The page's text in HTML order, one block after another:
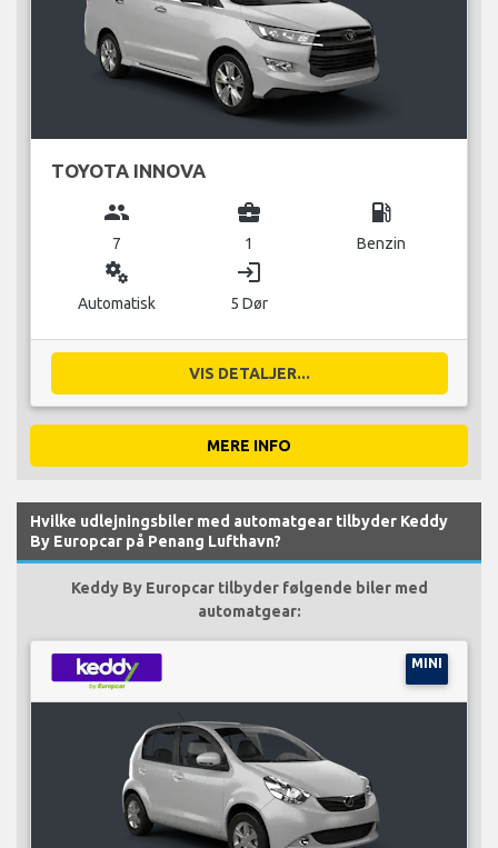
TOYOTA INNOVA
group
7
business_center
1
local_gas_station
Benzin
miscellaneous_services
Automatisk
login
5 Dør
VIS DETALJER...
MERE INFO
Hvilke udlejningsbiler med automatgear tilbyder Keddy
By Europcar på Penang Lufthavn?
Keddy By Europcar tilbyder følgende biler med
automatgear:
MINI